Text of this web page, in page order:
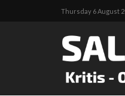
Thursday 6 August